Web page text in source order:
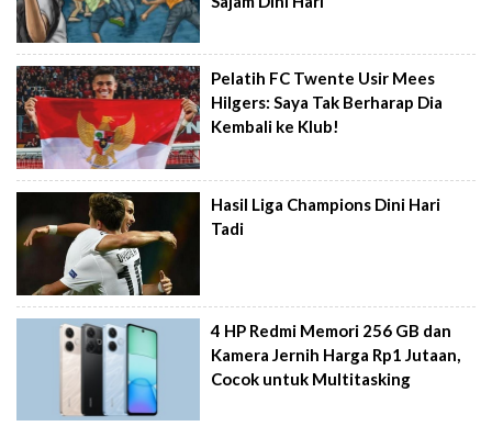
Pelatih FC Twente Usir Mees
Hilgers: Saya Tak Berharap Dia
Kembali ke Klub!
Hasil Liga Champions Dini Hari
Tadi
4 HP Redmi Memori 256 GB dan
Kamera Jernih Harga Rp1 Jutaan,
Cocok untuk Multitasking